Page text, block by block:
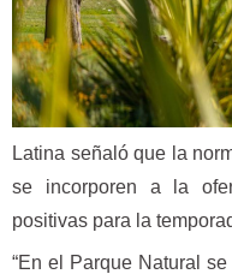
Latina señaló que la
se incorporen a la
positivas para la
“En el Parque Natural